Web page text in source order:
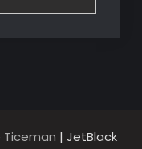
Ticeman | JetBlack